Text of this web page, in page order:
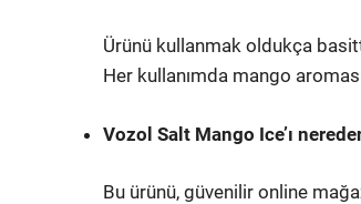
Ürünü kullanmak oldukça
Her kullanımda mango
Vozol Salt Mango Ice’ı
Bu ürünü, güvenilir online